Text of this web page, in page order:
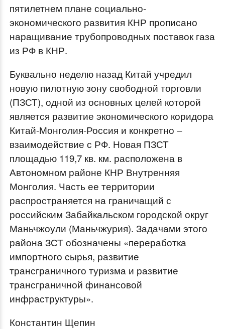
пятилетнем плане социально-
экономического развития КНР прописано
наращивание трубопроводных поставок газа
из РФ в КНР.
Буквально неделю назад Китай учредил
новую пилотную зону свободной торговли
(ПЗСТ), одной из основных целей которой
является развитие экономического коридора
Китай-Монголия-Россия и конкретно –
взаимодействие с РФ. Новая ПЗСТ
площадью 119,7 кв. км. расположена в
Автономном районе КНР Внутренняя
Монголия. Часть ее территории
распространяется на граничащий с
российским Забайкальском городской округ
Маньчжоули (Маньчжурия). Задачами этого
района ЗСТ обозначены «переработка
импортного сырья, развитие
трансграничного туризма и развитие
трансграничной финансовой
инфраструктуры».
Константин Щепин